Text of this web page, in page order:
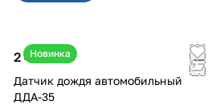
Новинка
2 450 ₽
Датчик дождя автомобильный
ДДА-35